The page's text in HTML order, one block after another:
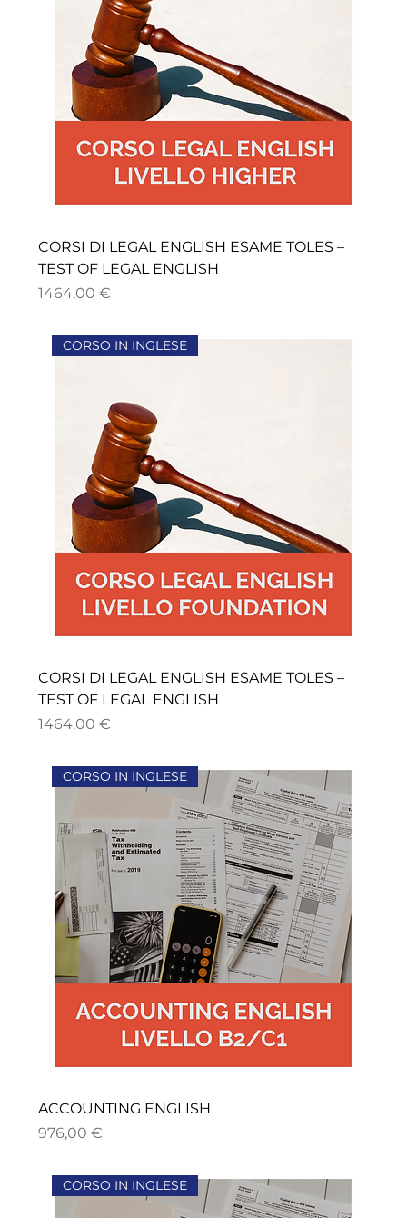
CORSI DI LEGAL ENGLISH ESAME TOLES –
TEST OF LEGAL ENGLISH
Precio
1464,00 €
CORSO IN INGLESE
CORSI DI LEGAL ENGLISH ESAME TOLES –
TEST OF LEGAL ENGLISH
Precio
1464,00 €
CORSO IN INGLESE
ACCOUNTING ENGLISH
Precio
976,00 €
CORSO IN INGLESE